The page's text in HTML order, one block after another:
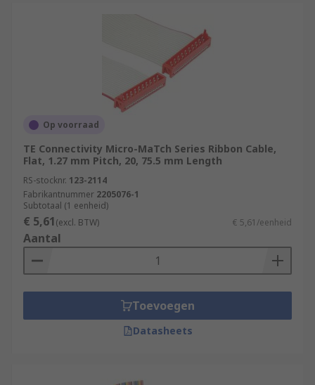
Op voorraad
TE Connectivity Micro-MaTch Series Ribbon Cable,
Flat, 1.27 mm Pitch, 20, 75.5 mm Length
RS-stocknr. 123-2114
Fabrikantnummer 2205076-1
Subtotaal (1 eenheid)
€ 5,61(excl. BTW) € 5,61/eenheid
Aantal
Toevoegen
Datasheets